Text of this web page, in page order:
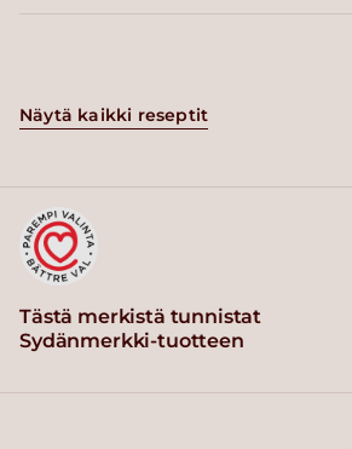
Näytä kaikki reseptit
Tästä merkistä tunnistat
Sydänmerkki-tuotteen